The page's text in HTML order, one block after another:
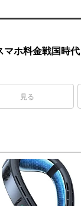
ホ料金戦国時代
見る